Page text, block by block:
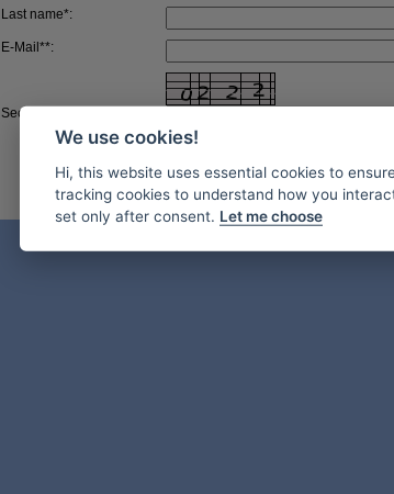
Last name*:
E-Mail**:
Secure code*:
We use cookies!
Hi, this website uses essential cookies to
tracking cookies to understand how you
set only after consent. Let me choose